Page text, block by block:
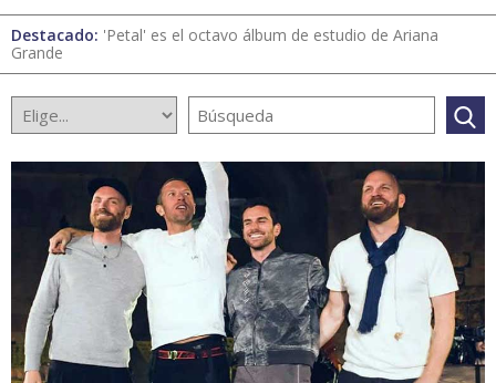
Destacado: 'Petal' es el octavo álbum de estudio de Ariana
Grande